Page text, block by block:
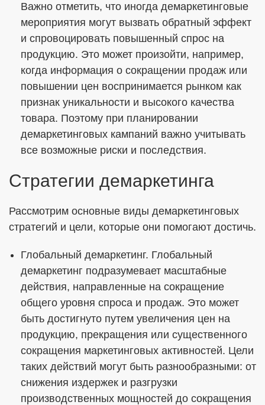
Важно отметить, что иногда демаркетинговые
мероприятия могут вызвать обратный эффект
и спровоцировать повышенный спрос на
продукцию. Это может произойти, например,
когда информация о сокращении продаж или
повышении цен воспринимается рынком как
признак уникальности и высокого качества
товара. Поэтому при планировании
демаркетинговых кампаний важно учитывать
все возможные риски и последствия.
Стратегии демаркетинга
Рассмотрим основные виды демаркетинговых
стратегий и цели, которые они помогают достичь.
Глобальный демаркетинг. Глобальный
демаркетинг подразумевает масштабные
действия, направленные на сокращение
общего уровня спроса и продаж. Это может
быть достигнуто путем увеличения цен на
продукцию, прекращения или существенного
сокращения маркетинговых активностей. Цели
таких действий могут быть разнообразными: от
снижения издержек и разгрузки
производственных мощностей до сокращения